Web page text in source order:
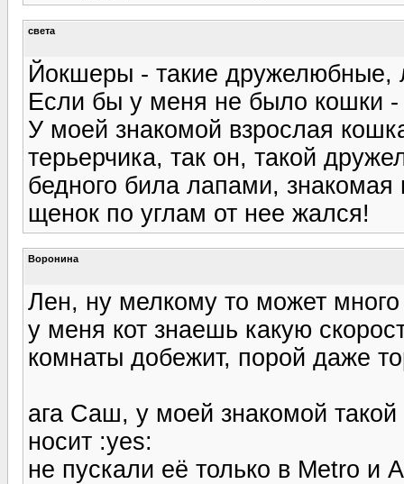
света
Йокшеры - такие дружелюбные,
Если бы у меня не было кошки -
У моей знакомой взрослая
терьерчика, так он, такой
бедного била лапами,
щенок по углам от нее жался!
Воронина
Лен, ну мелкому то может
у меня кот знаешь какую
комнаты добежит, порой даже
ага Саш, у моей знакомой такой
носит :yes:
не пускали её только в Metro и